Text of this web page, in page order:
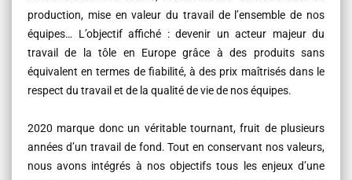
production, mise en valeur du travail de l’ensemble de nos
équipes… L’objectif affiché : devenir un acteur majeur du
travail de la tôle en Europe grâce à des produits sans
équivalent en termes de fiabilité, à des prix maîtrisés dans le
respect du travail et de la qualité de vie de nos équipes.
2020 marque donc un véritable tournant, fruit de plusieurs
années d’un travail de fond. Tout en conservant nos valeurs,
nous avons intégrés à nos objectifs tous les enjeux d’une